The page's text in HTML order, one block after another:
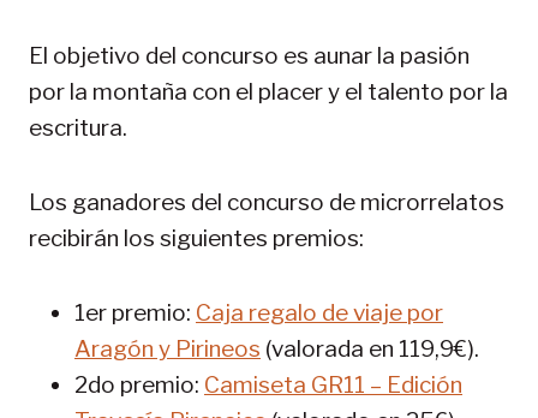
El objetivo del concurso es aunar la pasión
por la montaña con el placer y el talento por la
escritura.
Los ganadores del concurso de microrrelatos
recibirán los siguientes premios:
1er premio: Caja regalo de viaje por
Aragón y Pirineos (valorada en 119,9€).
2do premio: Camiseta GR11 – Edición